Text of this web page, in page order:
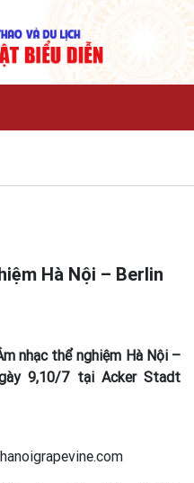
Hà Nội – Berlin
nhạc thể nghiệm Hà Nội –
9,10/7 tại Acker Stadt